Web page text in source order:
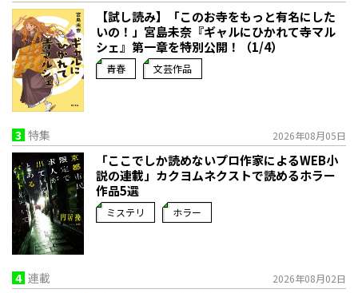
【試し読み】「このお寺をもっと有名にした
いの！」宮島未奈『ギャルにひかれて寺マル
シェ』第一章を特別公開！（1/4）
青春 文芸作品
3 特集 2026年08月05日
「ここでしか読めないプロ作家によるWEB小
説の連載」――カクヨムネクストで読めるホラー
作品5選
ミステリ ホラー
4 連載 2026年08月02日